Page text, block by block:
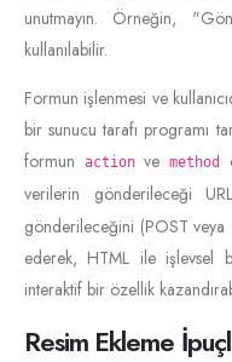
unutmayın. Örneğin,
kullanılabilir.
Formun işlenmesi ve
bir sunucu tarafı programı
formun
actionvemethod
verilerin gönderileceği
gönderileceğini (POST veya
ederek, HTML ile işlevsel
interaktif bir özellik
Resim Ekleme